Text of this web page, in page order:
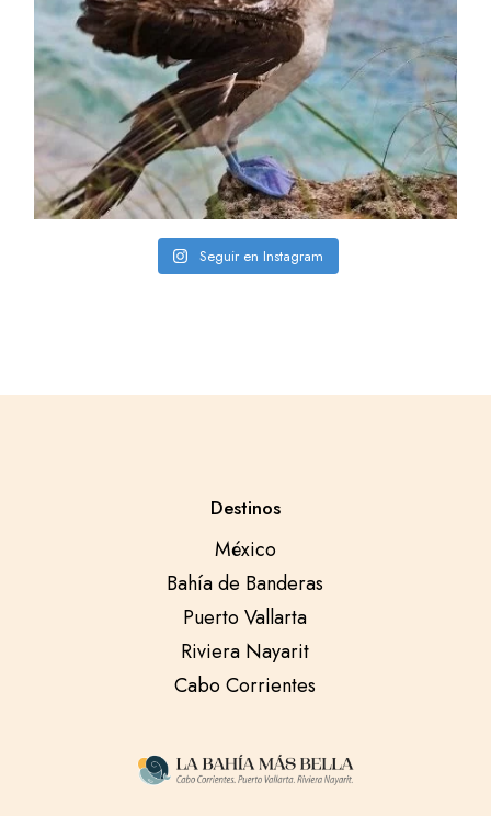
Seguir en Instagram
Destinos
México
Bahía de Banderas
Puerto Vallarta
Riviera Nayarit
Cabo Corrientes